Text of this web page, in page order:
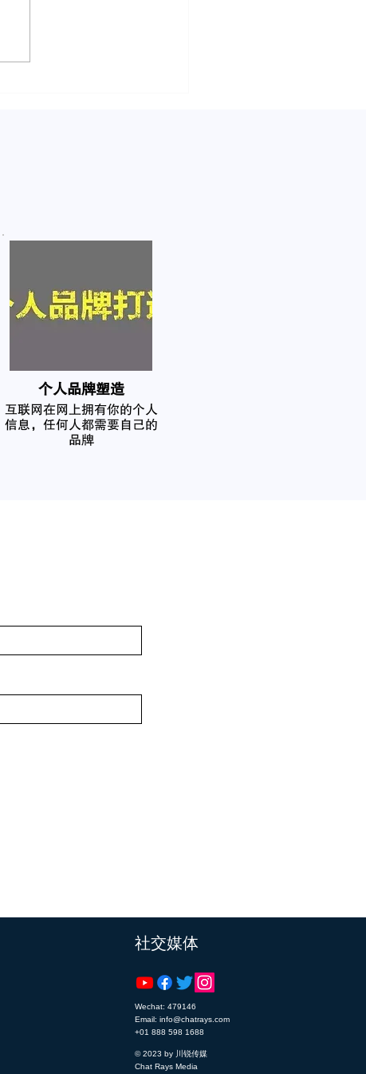
个人品牌塑造
互联网在网上拥有你的个人
信息，任何人都需要自己的
品牌
​社交媒体
Wechat: 479146
Email: info@chatrays.com
+01 888 598 1688
© 2023 by 川锐传媒
Chat Rays Media